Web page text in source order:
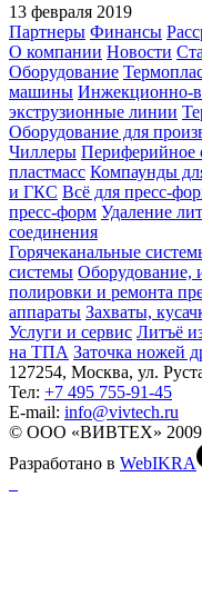
13 февраля 2019
Партнеры Финансы
О компании Новости
Оборудование
машины Инжекционно-
экструзионные линии
Оборудование для
Чиллеры Периферийное
пластмасс Компаунды
и ГКС Всё для пресс-
пресс-форм Удаление
соединения
Горячеканальные
системы Оборудование,
полировки и ремонта
аппараты Захваты,
Услуги и сервис Литъё
на ТПА Заточка ножей
127254, Москва, ул.
Тел: +7 495 755-91-45
Е-mail: info@vivtech.ru
© ООО «ВИВТЕХ»
Разработано в WebIKRA